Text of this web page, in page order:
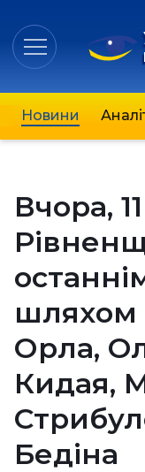
Новини
Вчора,
шляхом
Орла,
Кидая,
Бедіна